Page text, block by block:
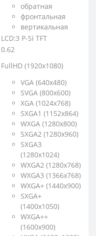
обратная
фронтальная
вертикальная
LCD:3 P-Si TFT
0.62
FullHD (1920x1080)
VGA (640x480)
SVGA (800x600)
XGA (1024x768)
SXGA1 (1152x864)
WXGA (1280x800)
SXGA2 (1280x960)
SXGA3
(1280x1024)
WXGA2 (1280x768)
WXGA3 (1366x768)
WXGA+ (1440x900)
SXGA+
(1400x1050)
WXGA++
(1600x900)